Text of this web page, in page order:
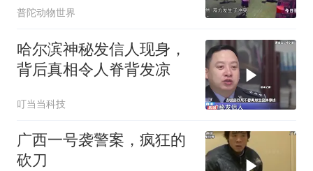
普陀动物世界
哈尔滨神秘发信人现身，
背后真相令人脊背发凉
叮当当科技
广西一号袭警案，疯狂的
砍刀